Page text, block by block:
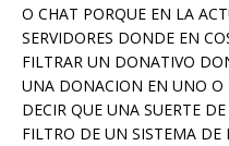
O CHAT PORQUE EN LA
SERVIDORES DONDE EN
FILTRAR UN DONATIVO
UNA DONACION EN UNO O
DECIR QUE UNA SUERTE
FILTRO DE UN SISTEMA DE